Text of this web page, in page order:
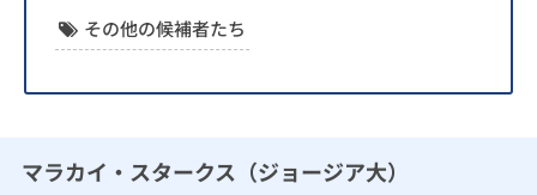
その他の候補者たち
マラカイ・スタークス（ジョージア大）